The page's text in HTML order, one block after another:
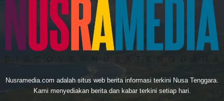
Nusramedia.com adalah situs web berita informasi terkini Nusa Tenggara.
Kami menyediakan berita dan kabar terkini setiap hari.